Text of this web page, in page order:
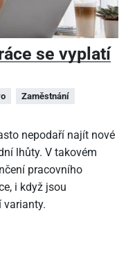
se vyplatí
Zaměstnání
nepodaří najít nové
lhůty. V takovém
pracovního
i když jsou
varianty.